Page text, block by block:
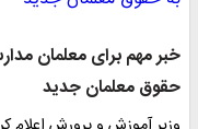
خبر مهم برای معلمان
حقوق معلمان جدید